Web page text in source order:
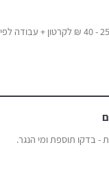
עלות שירות אריזה מלא: 25 - 40 ₪ לקרטון + עבודה לפי
- בדקו תוספת ומי הנגר.